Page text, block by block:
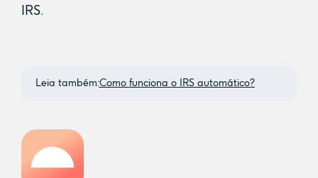
IRS.
Leia também:Como funciona o IRS automático?